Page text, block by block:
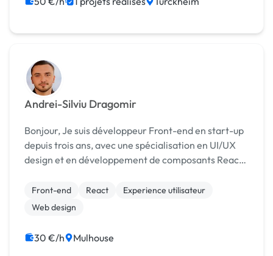
Andrei-Silviu Dragomir
Bonjour, Je suis développeur Front-end en start-up
depuis trois ans, avec une spécialisation en UI/UX
design et en développement de composants React
je propose mes compétences en design et...
Front-end React
Experience utilisateur
Web design
30 €/h Mulhouse